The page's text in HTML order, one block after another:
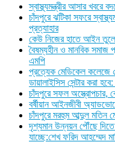
স্বাস্থ্যমন্ত্রীর আসার খবরে
চাঁদপুরে ঝটিকা সফরে
প্রত্যাহার
কেউ নিজের হাতে আইন তুলে
বৈষম্যহীন ও মানবিক সমাজ
এমপি
প্রত্যেক মেডিকেল কলেজে
ডায়ালাইসিস সেন্টার করা হবে:
চাঁদপুরে সফল অস্ত্রোপচার,
বর্ষীয়ান আইনজীবী
চাঁদপুরে মরহুম আব্দুল মতিন
দৃশ্যমান উন্নয়ন পৌঁছে
যাচ্ছে:শেখ ফরিদ আহম্মেদ